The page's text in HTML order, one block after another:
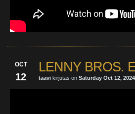
OCT
12
LENNY BROS.
taavi kirjutas on Saturday Oct 12, 2024